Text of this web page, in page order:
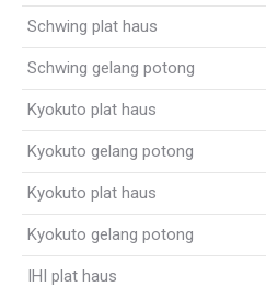
Schwing plat haus
Schwing gelang potong
Kyokuto plat haus
Kyokuto gelang potong
Kyokuto plat haus
Kyokuto gelang potong
IHI plat haus